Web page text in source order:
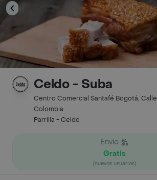
Celdo - Suba
Centro Comercial Santafé Bogotá,
Colombia
Parrilla - Celdo
Envío
Gratis
(nuevos usuarios)